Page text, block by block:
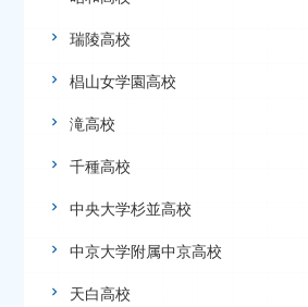
瑞陵高校
椙山女学園高校
滝高校
千種高校
中央大学杉並高校
中京大学附属中京高校
天白高校